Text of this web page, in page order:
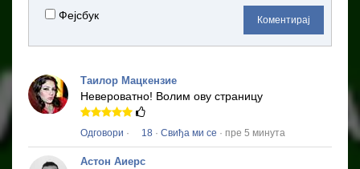
Фејсбук Коментирај
Таилор Мацкензие
Невероватно! Волим ову страницу
Одговори · 18 · Свиђа ми се · пре 5 минута
Астон Аиерс